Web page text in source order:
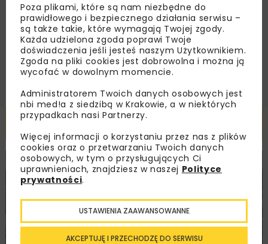
Regulaminemoraz wyrażam zgodę na otrzymywanie na
podany przeze mnie adres e-mail korespondencji
handlowej w postaci newslettera.
ZAPISZ MNIE
Powiązane artykuły
KOLEJ WIADOMOŚCI INWESTYCJE
Poza plikami, które są nam niezbędne do
prawidłowego i bezpiecznego działania serwisu –
są także takie, które wymagają Twojej zgody.
Każda udzielona zgoda poprawi Twoje
doświadczenia jeśli jesteś naszym Użytkownikiem.
Zgoda na pliki cookies jest dobrowolna i można ją
wycofać w dowolnym momencie.
Administratorem Twoich danych osobowych jest
nbi med!a z siedzibą w Krakowie, a w niektórych
przypadkach nasi Partnerzy.
Więcej informacji o korzystaniu przez nas z plików
cookies oraz o przetwarzaniu Twoich danych
osobowych, w tym o przysługujących Ci
uprawnieniach, znajdziesz w naszej Polityce
prywatności.
AKCEPTUJĘ I PRZECHODZĘ DO SERWISU
USTAWIENIA ZAAWANSOWANNE